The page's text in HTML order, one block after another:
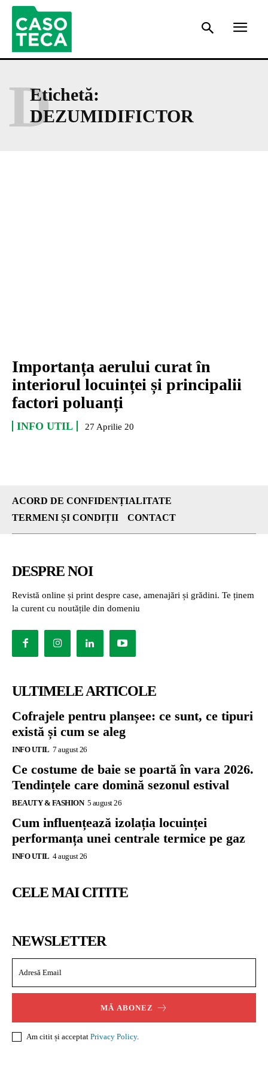
Etichetă:
DEZUMIDIFICTOR
D
Importanța aerului curat în
interiorul locuinței și principalii
factori poluanți
INFO UTIL 27 Aprilie 20
ACORD DE CONFIDENȚIALITATE
TERMENI ȘI CONDIȚII
CONTACT
DESPRE NOI
Revistă online și print despre case, amenajări și grădini. Te ținem
la curent cu noutățile din domeniu
ULTIMELE ARTICOLE
Cofrajele pentru planșee: ce sunt, ce tipuri
există și cum se aleg
INFO UTIL 7 august 26
Ce costume de baie se poartă în vara 2026.
Tendințele care domină sezonul estival
BEAUTY & FASHION 5 august 26
Cum influențează izolația locuinței
performanța unei centrale termice pe gaz
INFO UTIL 4 august 26
CELE MAI CITITE
NEWSLETTER
MĂ ABONEZ
Am citit și acceptat Privacy Policy.